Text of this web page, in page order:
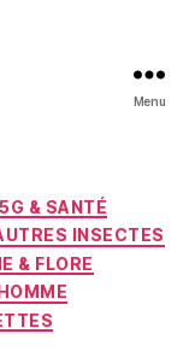
Menu
& SANTÉ
INSECTES
& FLORE